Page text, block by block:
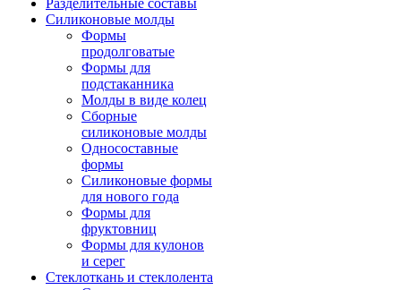
Разделительные составы
Силиконовые молды
Формы
продолговатые
Формы для
подстаканника
Молды в виде колец
Сборные
силиконовые молды
Односоставные
формы
Силиконовые формы
для нового года
Формы для
фруктовниц
Формы для кулонов
и серег
Стеклоткань и стеклолента